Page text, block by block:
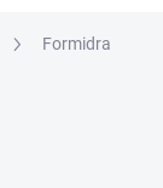
Formidra